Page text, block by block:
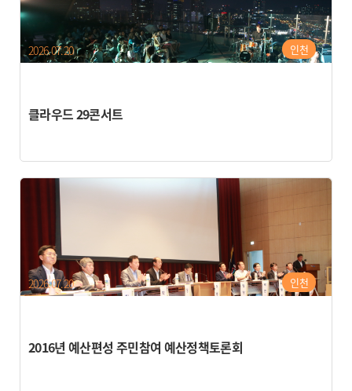
클라우드 29콘서트
인천
2026.07.20
2016년 예산편성 주민참여 예산정책토론회
인천
2026.07.20